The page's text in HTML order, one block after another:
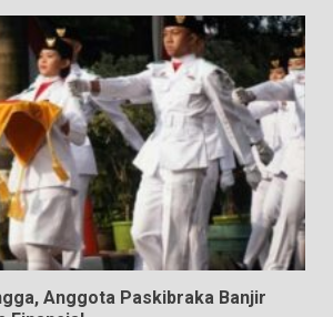
Anggota Paskibraka Banjir